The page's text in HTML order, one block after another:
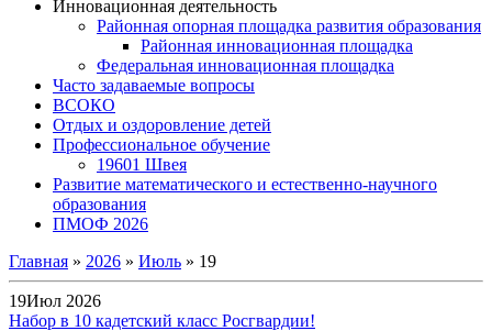
Инновационная деятельность
Районная опорная площадка развития образования
Районная инновационная площадка
Федеральная инновационная площадка
Часто задаваемые вопросы
ВСОКО
Отдых и оздоровление детей
Профессиональное обучение
19601 Швея
Развитие математического и естественно-научного
образования
ПМОФ 2026
Главная » 2026 » Июль » 19
19Июл 2026
Набор в 10 кадетский класс Росгвардии!